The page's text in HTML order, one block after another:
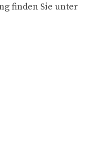
finden Sie unter